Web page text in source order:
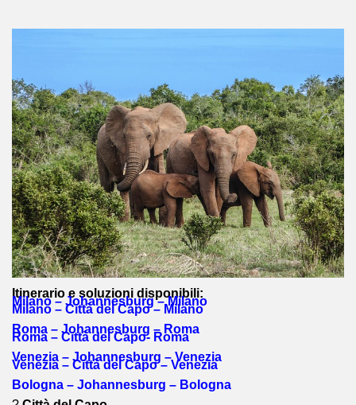
Itinerario e soluzioni disponibili:
Milano – Johannesburg – Milano
Milano – Città del Capo – Milano
Roma – Johannesburg – Roma
Roma – Città del Capo- Roma
Venezia – Johannesburg – Venezia
Venezia – Città del Capo – Venezia
Bologna – Johannesburg – Bologna